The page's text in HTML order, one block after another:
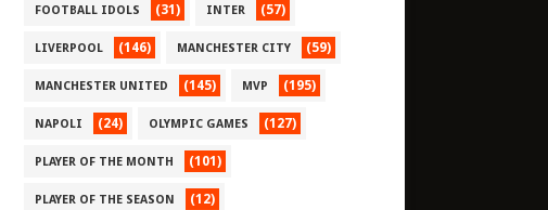
FOOTBALL IDOLS (31) INTER (57)
LIVERPOOL (146) MANCHESTER CITY (59)
MANCHESTER UNITED (145) MVP (195)
NAPOLI (24) OLYMPIC GAMES (127)
PLAYER OF THE MONTH (101)
PLAYER OF THE SEASON (12)